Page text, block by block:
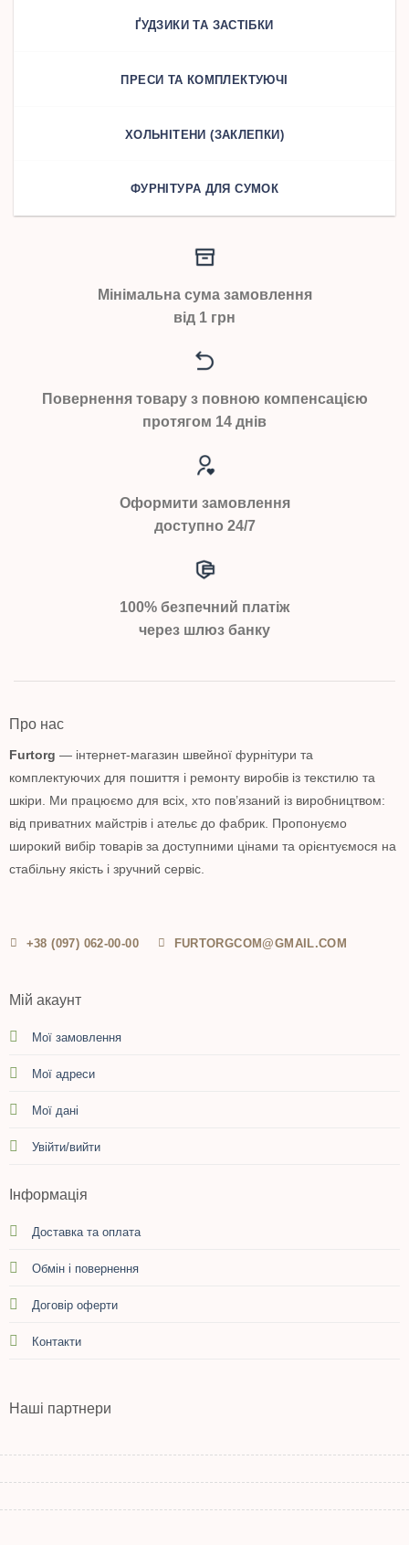
ҐУДЗИКИ ТА ЗАСТІБКИ
ПРЕСИ ТА КОМПЛЕКТУЮЧІ
ХОЛЬНІТЕНИ (ЗАКЛЕПКИ)
ФУРНІТУРА ДЛЯ СУМОК
Мінімальна сума замовлення
від 1 грн
Повернення товару з повною компенсацією
протягом 14 днів
Оформити замовлення
доступно 24/7
100% безпечний платіж
через шлюз банку
Про нас
Furtorg — інтернет-магазин швейної фурнітури та
комплектуючих для пошиття і ремонту виробів із текстилю та
шкіри. Ми працюємо для всіх, хто пов’язаний із виробництвом:
від приватних майстрів і ательє до фабрик. Пропонуємо
широкий вибір товарів за доступними цінами та орієнтуємося на
стабільну якість і зручний сервіс.
+38 (097) 062-00-00 FURTORGCOM@GMAIL.COM
Мій акаунт
Мої замовлення
Мої адреси
Мої дані
Увійти/вийти
Інформація
Доставка та оплата
Обмін і повернення
Договір оферти
Контакти
Наші партнери